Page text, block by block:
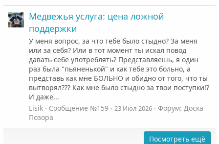
Медвежья услуга: цена ложной
поддержки
У меня вопрос, за что тебе было стыдно? За меня
или за себя? Или в тот момент ты искал повод
давать себе употреблять? Представляешь, я один
раз была "пьяненькой" и как тебе это больно, а
представь как мне БОЛЬНО и обидно от того, что ты
вытворял??? Как мне было стыдно за твои поступки!?
И даже...
Lisik
Сообщение №159 23 Июл 2026 Форум: Доска
Позора
Посмотреть ещё